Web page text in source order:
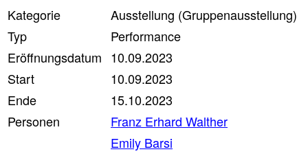
Kategorie
Ausstellung (Gruppenausstellung)
Typ
Performance
Eröffnungsdatum 10.09.2023
Start
10.09.2023
Ende
15.10.2023
Personen
Franz Erhard Walther
Emily Barsi